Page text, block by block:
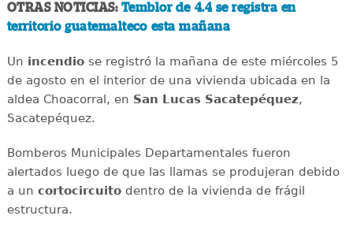
OTRAS NOTICIAS: Temblor de 4.4 se registra en
territorio guatemalteco esta mañana
Un incendiose registró la mañana de este miércoles 5
de agosto en el interior de una vivienda ubicada en la
aldea Choacorral, en San Lucas Sacatepéquez,
Sacatepéquez.
Bomberos Municipales Departamentales fueron
alertados luego de que las llamas se produjeran debido
a un cortocircuitodentro de la vivienda de frágil
estructura.